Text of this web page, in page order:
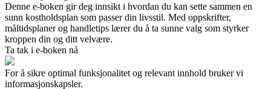
Denne e-boken gir deg innsikt i hvordan du kan sette sammen en
sunn kostholdsplan som passer din livsstil. Med oppskrifter,
måltidsplaner og handletips lærer du å ta sunne valg som styrker
kroppen din og ditt velvære.
Ta tak i e-boken nå
For å sikre optimal funksjonalitet og relevant innhold bruker vi
informasjonskapsler.